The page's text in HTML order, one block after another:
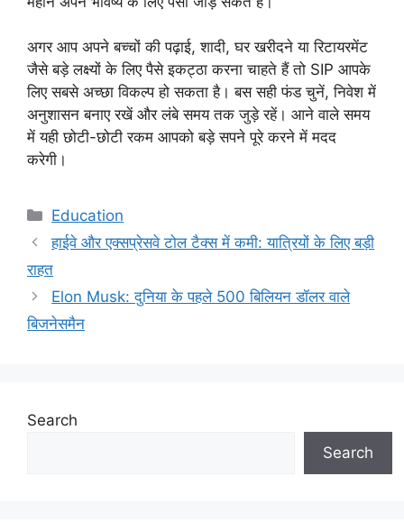
अगर आप अपने बच्चों की पढ़ाई, शादी, घर खरीदने या रिटायरमेंट
जैसे बड़े लक्ष्यों के लिए पैसे इकट्ठा करना चाहते हैं तो SIP आपके
लिए सबसे अच्छा विकल्प हो सकता है। बस सही फंड चुनें, निवेश में
अनुशासन बनाए रखें और लंबे समय तक जुड़े रहें। आने वाले समय
में यही छोटी-छोटी रकम आपको बड़े सपने पूरे करने में मदद
करेगी।
Categories
Education
हाईवे और एक्सप्रेसवे टोल टैक्स में कमी: यात्रियों के लिए बड़ी
राहत
Elon Musk: दुनिया के पहले 500 बिलियन डॉलर वाले
बिजनेसमैन
Search
Search